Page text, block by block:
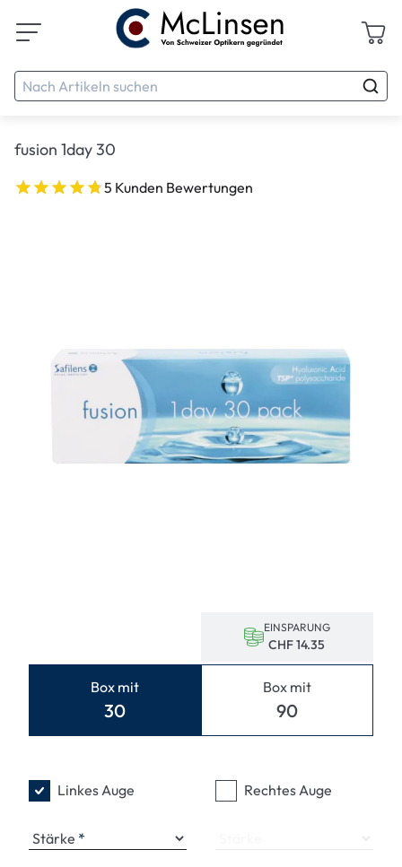
fusion 1day 30
5 Kunden Bewertungen
Box mit
30
EINSPARUNG
CHF 14.35
Box mit
90
Linkes Auge
Stärke
Rechtes Auge